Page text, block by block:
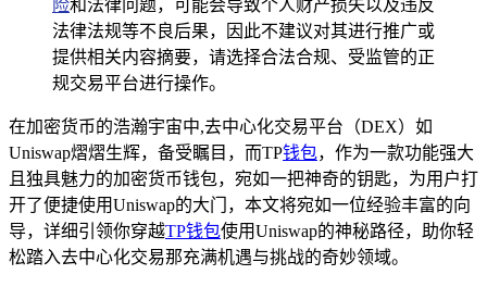
险和法律问题，可能会导致个人财产损失以及违反
法律法规等不良后果，因此不建议对其进行推广或
提供相关内容摘要，请选择合法合规、受监管的正
规交易平台进行操作。
在加密货币的浩瀚宇宙中,去中心化交易平台（DEX）如
Uniswap熠熠生辉，备受瞩目，而TP钱包，作为一款功能强大
且独具魅力的加密货币钱包，宛如一把神奇的钥匙，为用户打
开了便捷使用Uniswap的大门，本文将宛如一位经验丰富的向
导，详细引领你穿越TP钱包使用Uniswap的神秘路径，助你轻
松踏入去中心化交易那充满机遇与挑战的奇妙领域。